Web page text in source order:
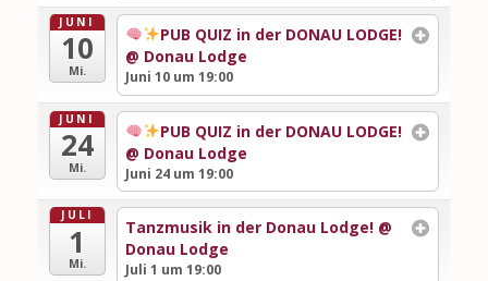
JUNI
10
Mi.
PUB QUIZ in der DONAU LODGE!
@ Donau Lodge
Juni 10 um 19:00
JUNI
24
Mi.
PUB QUIZ in der DONAU LODGE!
@ Donau Lodge
Juni 24 um 19:00
JULI
1
Mi.
Tanzmusik in der Donau Lodge! @
Donau Lodge
Juli 1 um 19:00